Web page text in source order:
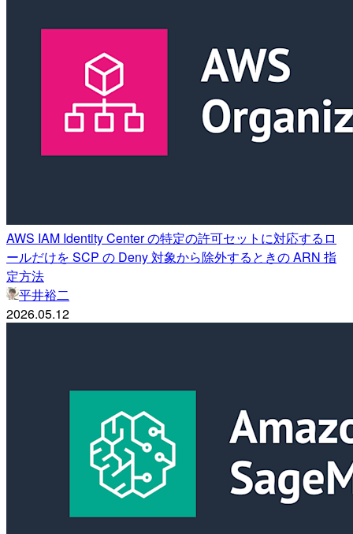
AWS IAM Identity Center の特定の許可セットに対応するロ
ールだけを SCP の Deny 対象から除外するときの ARN 指
定方法
平井裕二
2026.05.12